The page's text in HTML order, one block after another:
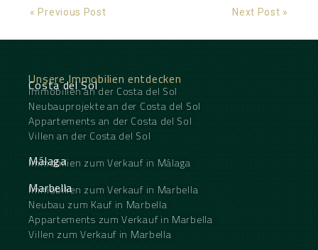
Alternative:
« Previous Post Next Post »
Unsere Immobilien entdecken
Costa del Sol
Immobilien an der Costa del Sol
Neubauprojekte an der Costa del Sol
Appartements an der Costa del Sol
Villen an der Costa del Sol
Málaga
Immobilien zum Verkauf in Málaga
Marbella
Immobilien zum Verkauf in Marbella
Neubau zum Kauf in Marbella
Appartements zum Verkauf in Marbella
Villen zum Verkauf in Marbella